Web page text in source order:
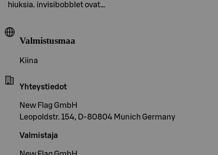
hiuksia. invisibobblet ovat…
Valmistusmaa
Kiina
Yhteystiedot
New Flag GmbH
Leopoldstr. 154, D-80804 Munich Germany
Valmistaja